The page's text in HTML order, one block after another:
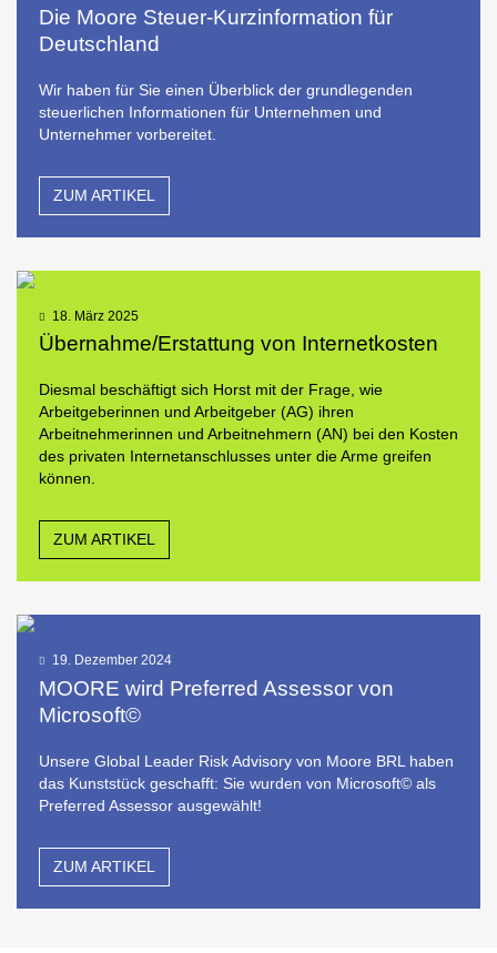
Die Moore Steuer-Kurzinformation für
Deutschland
Wir haben für Sie einen Überblick der grundlegenden
steuerlichen Informationen für Unternehmen und
Unternehmer vorbereitet.
ZUM ARTIKEL
18. März 2025
Übernahme/Erstattung von Internetkosten
Diesmal beschäftigt sich Horst mit der Frage, wie
Arbeitgeberinnen und Arbeitgeber (AG) ihren
Arbeitnehmerinnen und Arbeitnehmern (AN) bei den Kosten
des privaten Internetanschlusses unter die Arme greifen
können.
ZUM ARTIKEL
19. Dezember 2024
MOORE wird Preferred Assessor von
Microsoft©
Unsere Global Leader Risk Advisory von Moore BRL haben
das Kunststück geschafft: Sie wurden von Microsoft© als
Preferred Assessor ausgewählt!
ZUM ARTIKEL